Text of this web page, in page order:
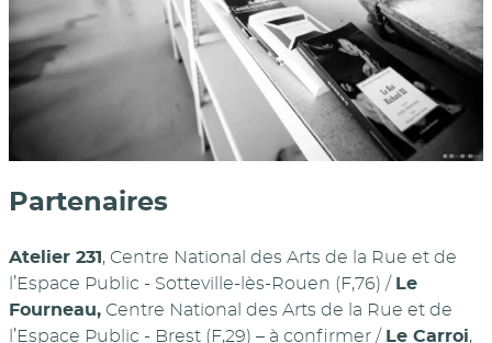
Partenaires
Atelier 231 , Centre National des Arts de la Rue et de
l’Espace Public - Sotteville-lès-Rouen (F,76) / Le
Fourneau, Centre National des Arts de la Rue et de
l’Espace Public - Brest (F,29) – à confirmer / Le Carroi,